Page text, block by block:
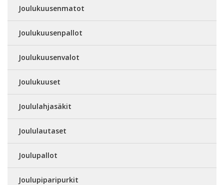
Joulukuusenmatot
Joulukuusenpallot
Joulukuusenvalot
Joulukuuset
Joululahjasäkit
Joululautaset
Joulupallot
Joulupiparipurkit